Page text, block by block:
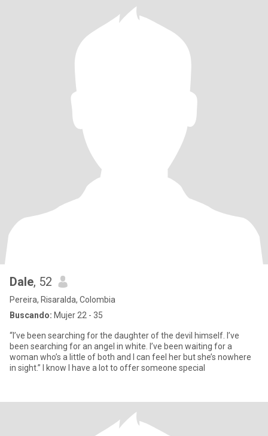
Dale, 52
Pereira, Risaralda, Colombia
Buscando: Mujer 22 - 35
“I’ve been searching for the daughter of the devil himself. I’ve
been searching for an angel in white. I’ve been waiting for a
woman who’s a little of both and I can feel her but she’s nowhere
in sight.” I know I have a lot to offer someone special